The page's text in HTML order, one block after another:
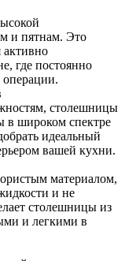
и пятнам. Это
активно
где постоянно
операции.
столешницы
в широком спектре
идеальный
вашей кухни.
материалом,
и не
столешницы из
и легкими в